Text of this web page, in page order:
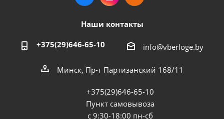
Наши контакты
+375(29)646-65-10 info@vberloge.by
Минск, Пр-т Партизанский 168/11
+375(29)646-65-10
Пункт самовывоза
с 9:30-18:00 пн-сб